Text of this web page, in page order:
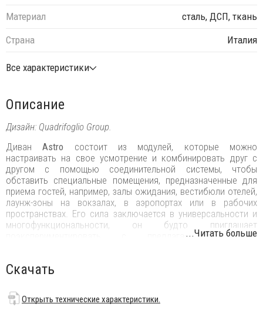
Материал
сталь, ДСП, ткань
Страна
Италия
Все характеристики
Описание
Дизайн: Quadrifoglio Group.
ДиванAstro состоит из модулей, которые можно
настраивать на свое усмотрение и комбинировать друг с
другом с помощью соединительной системы, чтобы
обставить специальные помещения, предназначенные для
приема гостей, например, залы ожидания, вестибюли отелей,
лаунж-зоны на вокзалах, в аэропортах или в рабочих
пространствах. Его сила заключается в универсальности и
многофункциональности, он будто приглашает
поэкспериментировать с предлагаемыми, почти
с двухцветными гармоничными сочетаниями пуфов и
Особенности:
...Читать больше
Скачать
Открыть технические характеристики.